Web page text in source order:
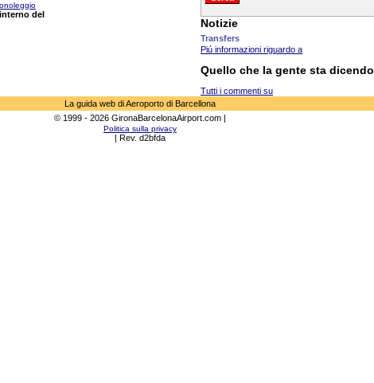
del
Notizie
Transfers
Piú informazioni riguardo a
Quello che la gente sta dicendo
Tutti i commenti su
La guida web di Aeroporto di Barcellona
© 1999 - 2026 GironaBarcelonaAirport.com |
Politica sulla privacy
| Rev. d2bfda